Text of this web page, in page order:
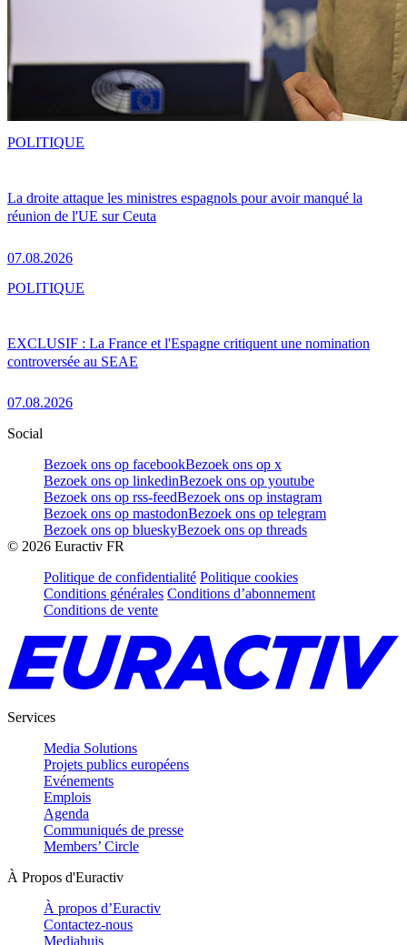
La droite attaque les ministres espagnols pour avoir manqué la
réunion de l'UE sur Ceuta
07.08.2026
POLITIQUE
EXCLUSIF : La France et l'Espagne critiquent une nomination
controversée au SEAE
07.08.2026
POLITIQUE
Social
Bezoek ons op facebookBezoek ons op x
Bezoek ons op linkedinBezoek ons op youtube
Bezoek ons op rss-feedBezoek ons op instagram
Bezoek ons op mastodonBezoek ons op telegram
Bezoek ons op blueskyBezoek ons op threads
© 2026 Euractiv FR
Politique de confidentialité Politique cookies
Conditions générales Conditions d’abonnement
Conditions de vente
Services
Media Solutions
Projets publics européens
Evénements
Emplois
Agenda
Communiqués de presse
Members’ Circle
À Propos d'Euractiv
À propos d’Euractiv
Contactez-nous
Mediahuis